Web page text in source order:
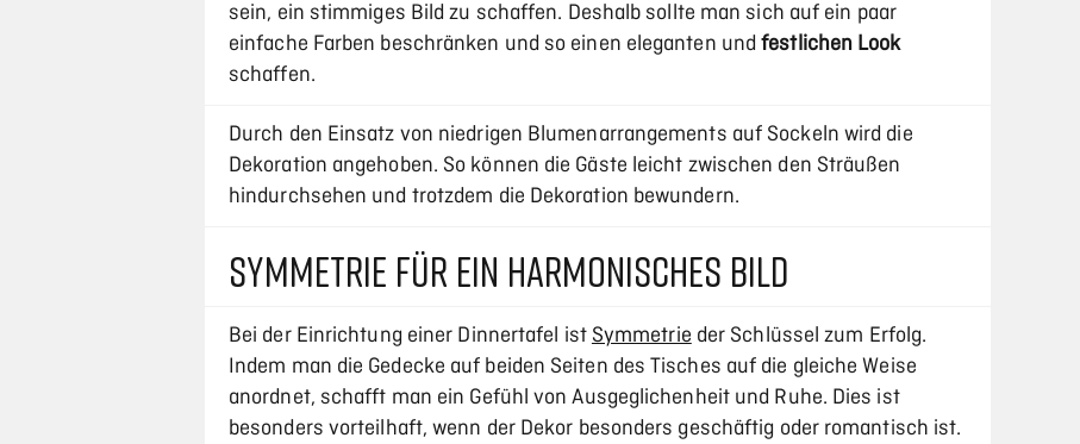
sein, ein stimmiges Bild zu schaffen. Deshalb sollte man sich auf ein paar
einfache Farben beschränken und so einen eleganten undfestlichen Look
schaffen.
Durch den Einsatz von niedrigen Blumenarrangements auf Sockeln wird die
Dekoration angehoben. So können die Gäste leicht zwischen den Sträußen
hindurchsehen und trotzdem die Dekoration bewundern.
SYMMETRIE FÜR EIN HARMONISCHES BILD
Bei der Einrichtung einer Dinnertafel istSymmetrieder Schlüssel zum Erfolg.
Indem man die Gedecke auf beiden Seiten des Tisches auf die gleiche Weise
anordnet, schafft man ein Gefühl von Ausgeglichenheit und Ruhe. Dies ist
besonders vorteilhaft, wenn der Dekor besonders geschäftig oder romantisch ist.